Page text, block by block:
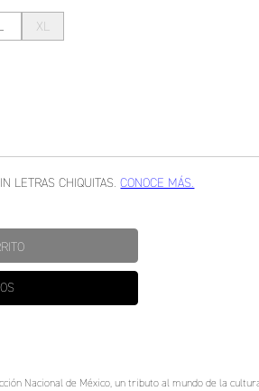
XL
Nacional de México, un tributo al mundo de la